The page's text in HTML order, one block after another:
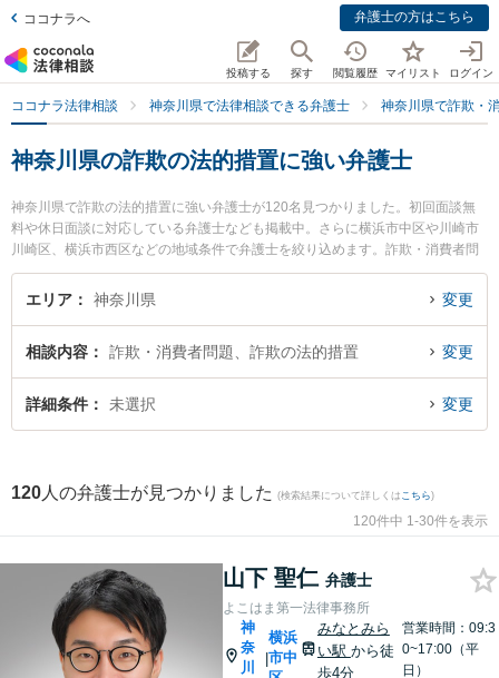
ココナラへ 弁護士の方はこちら
投稿する 探す 閲覧履歴 マイリスト ログイン
ココナラ法律相談 神奈川県で法律相談できる弁護士 神奈川県で詐欺・
神奈川県の詐欺の法的措置に強い弁護士
神奈川県で詐欺の法的措置に強い弁護士が120名見つかりました。初回面談無
料や休日面談に対応している弁護士なども掲載中。さらに横浜市中区や川崎市
川崎区、横浜市西区などの地域条件で弁護士を絞り込めます。詐欺・消費者問
題に関係する投資詐欺や副業詐欺、FX詐欺等の細かな分野での絞り込み検索も
でき便利です。特によこはま第一法律事務所の山下 聖仁弁護士やかんない総合
や夜間に発生した詐欺の法的措置のトラブルを今すぐに弁護士に相談したい』
『詐欺の法的措置のトラブル解決の実績豊富な近くの弁護士を検索したい』
『初回相談無料で詐欺の法的措置を法律相談できる神奈川県内の弁護士に相談
エリア 神奈川県 変更
相談内容 詐欺・消費者問題、詐欺の法的措置 変更
詳細条件 未選択 変更
120 人の弁護士が見つかりました (検索結果について詳しくは こちら)
120件中 1-30件を表示
山下 聖仁 弁護士
よこはま第一法律事務所
神
奈
川
|
横浜
市中
みなとみら
い駅 から徒
歩4分
営業時間：09:3
0~17:00（平
日）